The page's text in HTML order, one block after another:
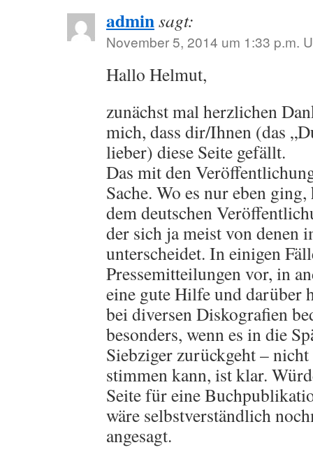
adminsagt:
November 5, 2014 um 1:33 p.m.
Hallo Helmut,
zunächst mal herzlichen
mich, dass dir/Ihnen (das
lieber) diese Seite gefällt.
Das mit den
Sache. Wo es nur eben
dem deutschen
der sich ja meist von denen
unterscheidet. In einigen
Pressemitteilungen vor, in
eine gute Hilfe und darüber
bei diversen Diskografien
besonders, wenn es in die
Siebziger zurückgeht –
stimmen kann, ist klar.
Seite für eine
wäre selbstverständlich
angesagt.